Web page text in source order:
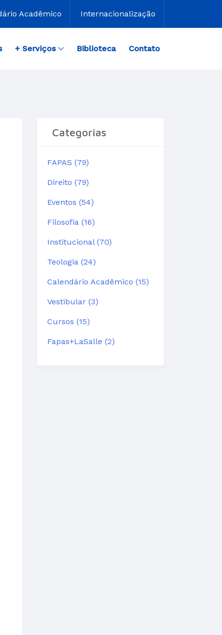
Acadêmico Internacionalização
+ Serviços Biblioteca Contato
Categorias
FAPAS (79)
Direito (79)
Eventos (54)
Filosofia (16)
Institucional (70)
Teologia (24)
Calendário Acadêmico (15)
Vestibular (3)
Cursos (15)
Fapas+LaSalle (2)